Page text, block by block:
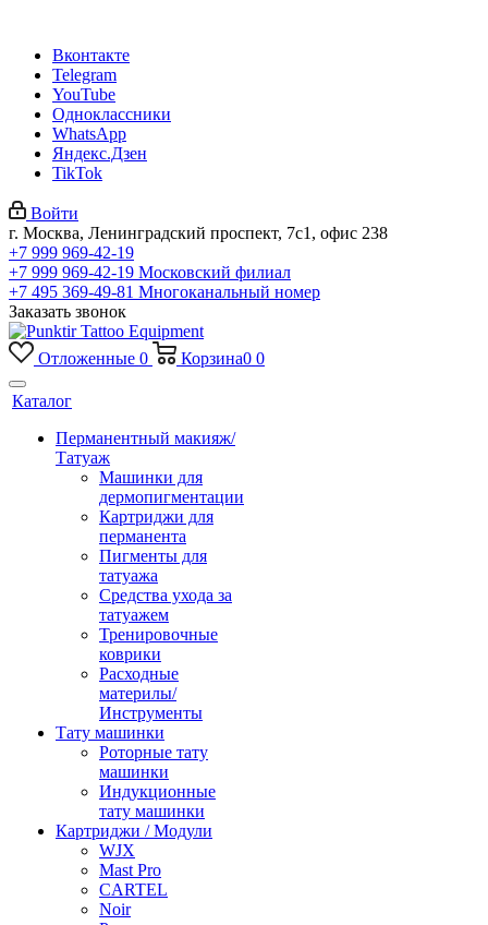
Вконтакте
Telegram
YouTube
Одноклассники
WhatsApp
Яндекс.Дзен
TikTok
Войти
г. Москва, Ленинградский проспект, 7с1, офис 238
+7 999 969-42-19
+7 999 969-42-19 Московский филиал
+7 495 369-49-81 Многоканальный номер
Заказать звонок
Отложенные 0 Корзина0 0
Каталог
Перманентный макияж/
Татуаж
Машинки для
дермопигментации
Картриджи для
перманента
Пигменты для
татуажа
Средства ухода за
татуажем
Тренировочные
коврики
Расходные
материлы/
Инструменты
Тату машинки
Роторные тату
машинки
Индукционные
тату машинки
Картриджи / Модули
WJX
Mast Pro
CARTEL
Noir